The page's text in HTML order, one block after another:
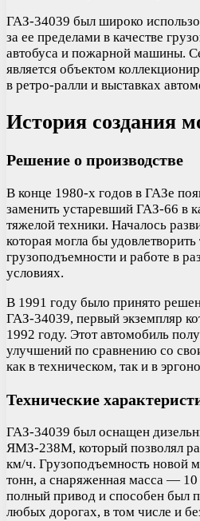
ГАЗ-34039 был широко
за ее пределами в качестве
автобуса и пожарной машины.
является объектом
в ретро-ралли и выставках
История создания
Решение о производстве
В конце 1980-х годов в ГАЗе
заменить устаревший ГАЗ-66 в
тяжелой техники. Началось
которая могла бы
грузоподъемности и работе в
условиях.
В 1991 году было принято
ГАЗ-34039, первый экземпляр
1992 году. Этот автомобиль
улучшений по сравнению со
как в техническом, так и в
Технические
ГАЗ-34039 был оснащен
ЯМЗ-238М, который позволял
км/ч. Грузоподъемность новой
тонн, а снаряженная масса —
полный привод и способен был
любых дорогах, в том числе и